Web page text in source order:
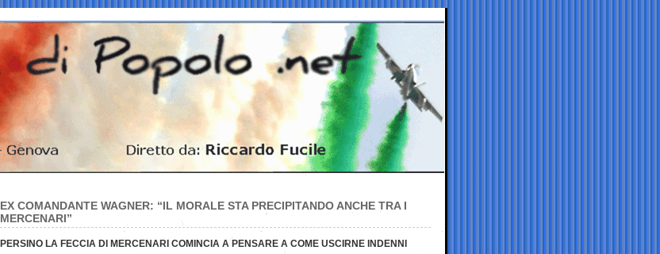
EX COMANDANTE WAGNER: “IL MORALE STA PRECIPITANDO ANCHE TRA I
MERCENARI”
PERSINO LA FECCIA DI MERCENARI COMINCIA A PENSARE A COME USCIRNE INDENNI